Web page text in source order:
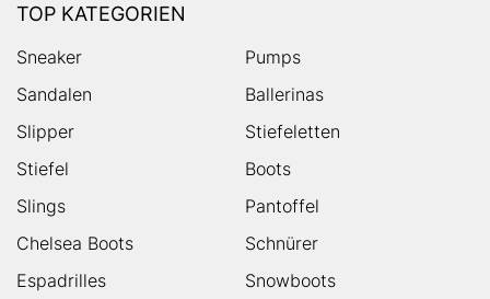
TOP KATEGORIEN
Sneaker
Pumps
Sandalen
Ballerinas
Slipper
Stiefeletten
Stiefel
Boots
Slings
Pantoffel
Chelsea Boots
Schnürer
Espadrilles
Snowboots